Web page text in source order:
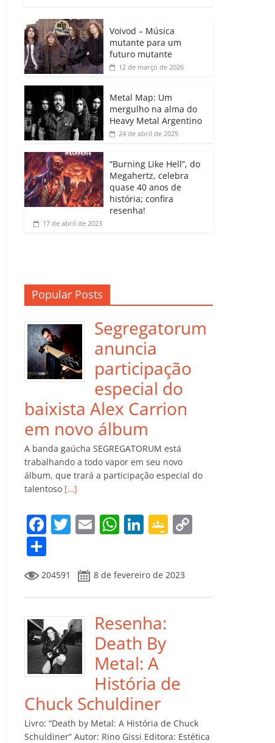
e
b
o
o
k
er
A
p
p
dI
n
e
a
ro
o
m
m
p
ar
til
h
ar
Voivod – Música
mutante para um
futuro mutante
12 de março de 2026
Metal Map: Um
mergulho na alma do
Heavy Metal Argentino
24 de abril de 2025
“Burning Like Hell”, do
Megahertz, celebra
quase 40 anos de
história; confira
resenha!
17 de abril de 2023
Popular Posts
Segregatorum
anuncia
participação
especial do
baixista Alex Carrion
em novo álbum
A banda gaúcha SEGREGATORUM está
trabalhando a todo vapor em seu novo
álbum, que trará a participação especial do
talentoso […]
F
e
b
o
o
k
T
itt
er
E
l
W
s
A
p
p
Li
e
dI
n
G
gl
e
ro
m
Li
o
m
p
ar
til
h
ar
204591 8 de fevereiro de 2023
Resenha:
Death By
Metal: A
História de
Chuck Schuldiner
Livro: “Death by Metal: A História de Chuck
Schuldiner” Autor: Rino Gissi Editora: Estética